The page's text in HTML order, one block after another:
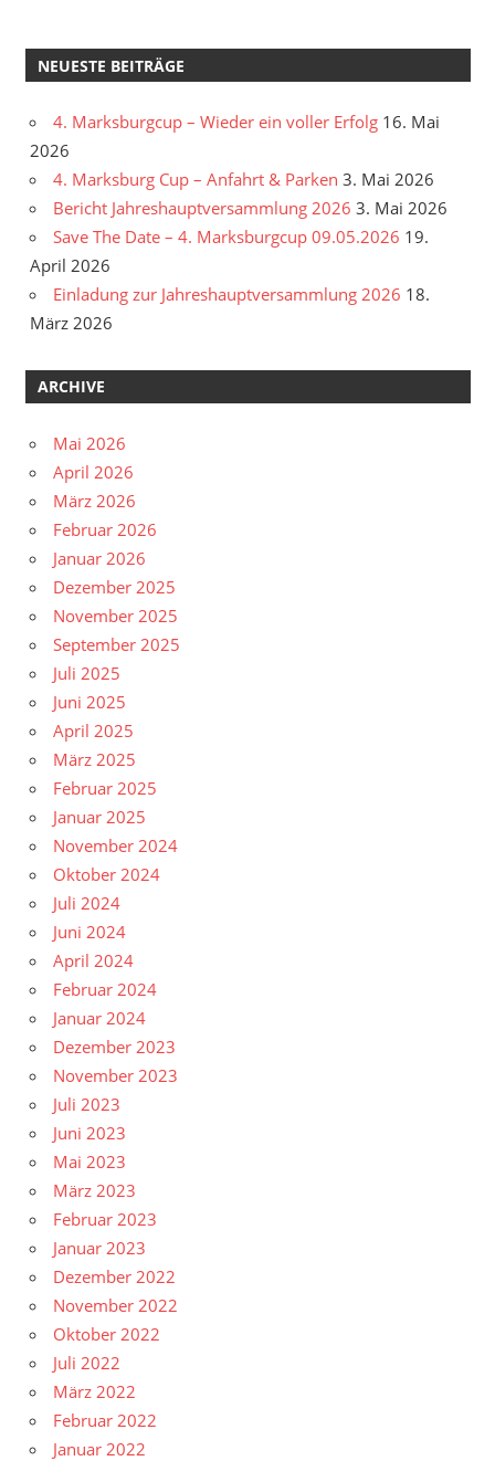
NEUESTE BEITRÄGE
4. Marksburgcup – Wieder ein voller Erfolg 16. Mai
2026
4. Marksburg Cup – Anfahrt & Parken 3. Mai 2026
Bericht Jahreshauptversammlung 2026 3. Mai 2026
Save The Date – 4. Marksburgcup 09.05.2026 19.
April 2026
Einladung zur Jahreshauptversammlung 2026 18.
März 2026
ARCHIVE
Mai 2026
April 2026
März 2026
Februar 2026
Januar 2026
Dezember 2025
November 2025
September 2025
Juli 2025
Juni 2025
April 2025
März 2025
Februar 2025
Januar 2025
November 2024
Oktober 2024
Juli 2024
Juni 2024
April 2024
Februar 2024
Januar 2024
Dezember 2023
November 2023
Juli 2023
Juni 2023
Mai 2023
März 2023
Februar 2023
Januar 2023
Dezember 2022
November 2022
Oktober 2022
Juli 2022
März 2022
Februar 2022
Januar 2022